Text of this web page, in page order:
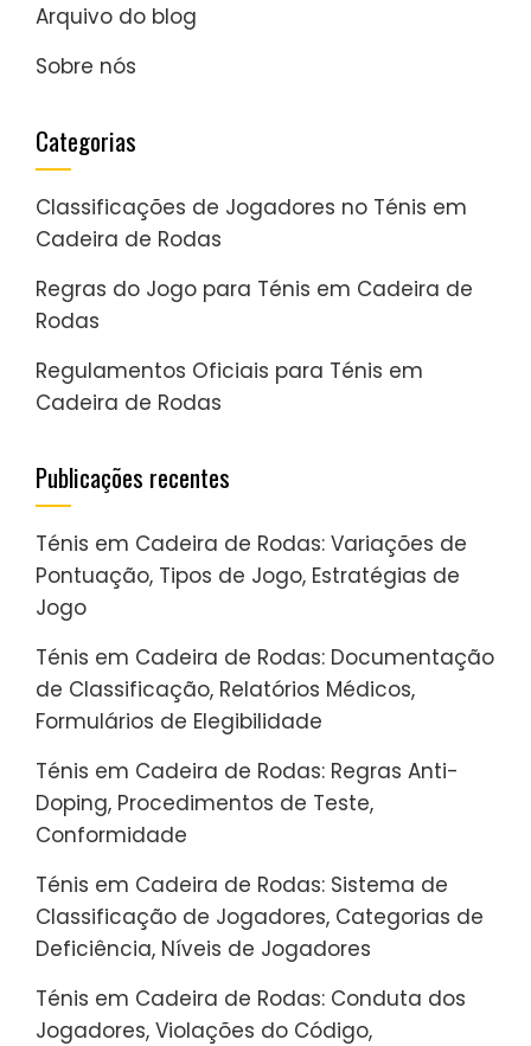
Arquivo do blog
Sobre nós
Categorias
Classificações de Jogadores no Ténis em
Cadeira de Rodas
Regras do Jogo para Ténis em Cadeira de
Rodas
Regulamentos Oficiais para Ténis em
Cadeira de Rodas
Publicações recentes
Ténis em Cadeira de Rodas: Variações de
Pontuação, Tipos de Jogo, Estratégias de
Jogo
Ténis em Cadeira de Rodas: Documentação
de Classificação, Relatórios Médicos,
Formulários de Elegibilidade
Ténis em Cadeira de Rodas: Regras Anti-
Doping, Procedimentos de Teste,
Conformidade
Ténis em Cadeira de Rodas: Sistema de
Classificação de Jogadores, Categorias de
Deficiência, Níveis de Jogadores
Ténis em Cadeira de Rodas: Conduta dos
Jogadores, Violações do Código,